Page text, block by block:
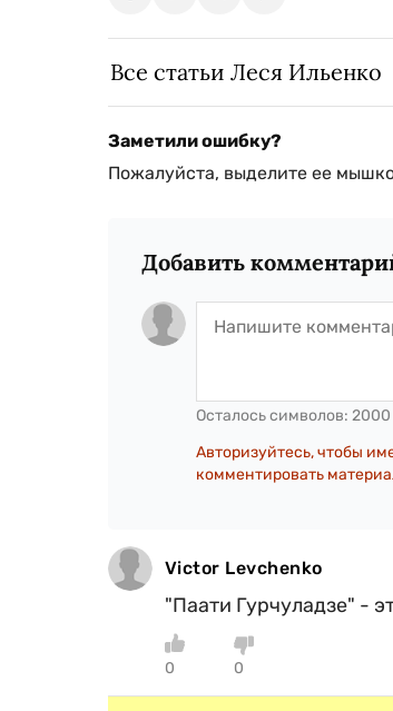
Все статьи Леся Ильенко
Заметили ошибку?
Пожалуйста, выделите ее
Добавить
Осталось символов: 2000
Авторизуйтесь, чтобы
комментировать
Victor Levchenko
"Паати Гурчуладзе" -
0 0